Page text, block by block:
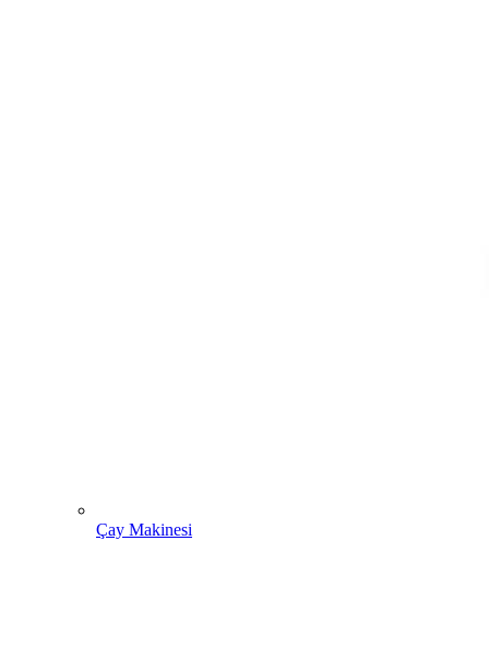
Çay Makinesi